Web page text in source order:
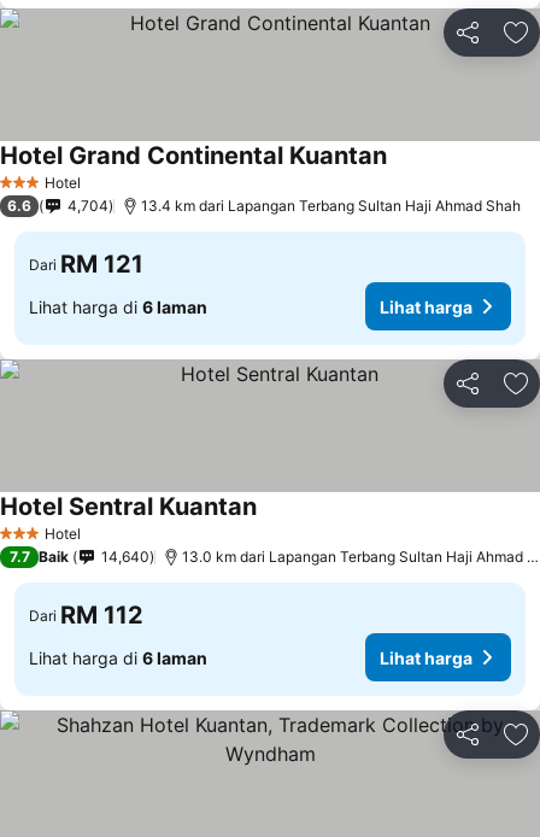
Kongsi
3 BintangHotel
Hotel Grand Continental Kuantan
6.6 4,704 13.4 km dari Lapangan Terbang Sultan Haji Ahmad Shah
Dari RM 121
Lihat harga di 6 laman Lihat harga
Kongsi
3 BintangHotel
Hotel Sentral Kuantan
7.7 Baik 14,640 13.0 km dari Lapangan Terbang Sultan Haji Ahmad Shah
Dari RM 112
Lihat harga di 6 laman Lihat harga
Kongsi